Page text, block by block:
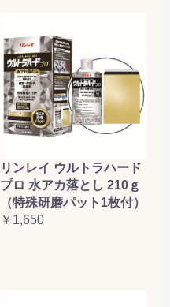
リンレイ ウルトラハード
プロ 水アカ落とし 210ｇ
（特殊研磨パット1枚付）
￥1,650